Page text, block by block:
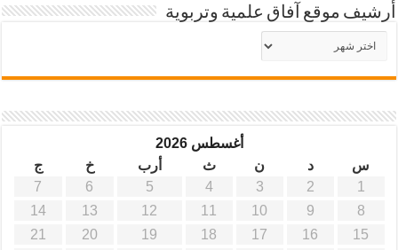
أرشيف موقع آفاق علمية وتربوية
أرشيف
موقع
آفاق
أغسطس 2026
س
د ن ث أرب خ
ج
1
2
3
4
5
6
7
8
9
10
11
12
13
14
15
16
17
18
19
20
21